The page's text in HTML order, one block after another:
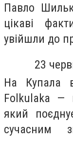
Павло
цікаві
увійшли до
23
На Купала
Folkulaka —
який
сучасним